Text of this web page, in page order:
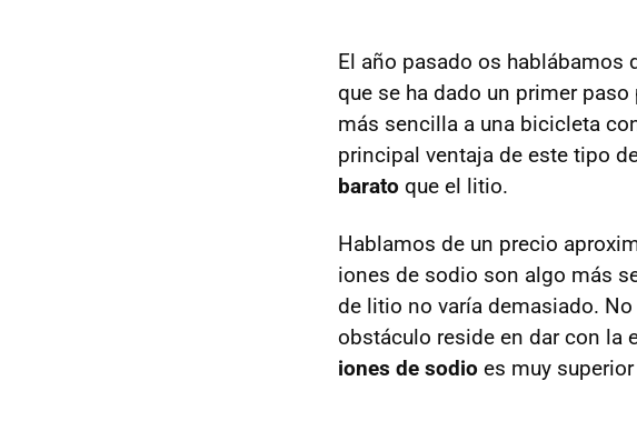
El año pasado os hablábamos
que se ha dado un primer
más sencilla a una bicicleta
principal ventaja de este tipo
barato que el litio.
Hablamos de un precio
iones de sodio son algo más
de litio no varía demasiado.
obstáculo reside en dar con la
iones de sodio es muy